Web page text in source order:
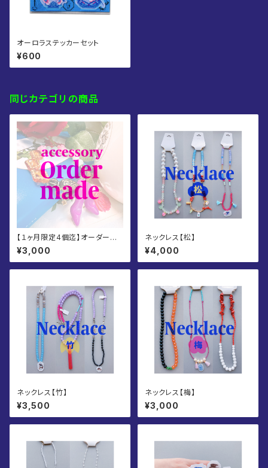
オーロラステッカーセット
¥600
同じカテゴリの商品
【１ヶ月限定4個迄】オーダーメ
イドアクセサリー
¥3,000
ネックレス【松】
¥4,000
ネックレス【竹】
¥3,500
ネックレス【梅】
¥3,000